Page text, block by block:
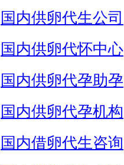
国内供卵代生公司
国内供卵代怀中心
国内供卵代孕助孕
国内供卵代孕机构
国内借卵代生咨询